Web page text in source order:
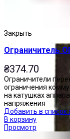
Закрыть
Ограничитель
₴374.70
Ограничители
ограничения
на катушках
напряжения
Добавить в список
В корзину
Просмотр